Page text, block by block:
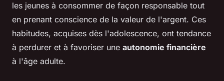
les jeunes à consommer de façon responsable tout
en prenant conscience de la valeur de l'argent. Ces
habitudes, acquises dès l'adolescence, ont tendance
à perdurer et à favoriser une autonomie financière
à l'âge adulte.